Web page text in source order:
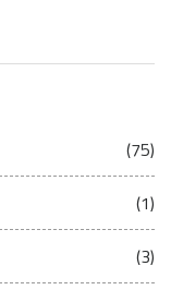
(75)
(1)
(3)